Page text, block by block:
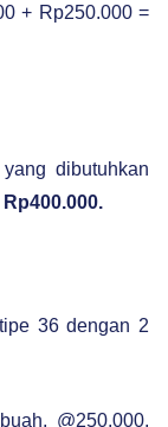
+ Rp250.000 =
dibutuhkan
Rp400.000.
36 dengan 2
@250.000,